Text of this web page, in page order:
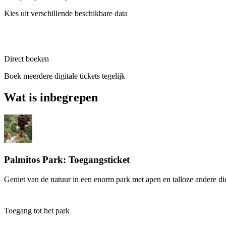
Kies uit verschillende beschikbare data
Direct boeken
Boek meerdere digitale tickets tegelijk
Wat is inbegrepen
Palmitos Park: Toegangsticket
Geniet van de natuur in een enorm park met apen en talloze andere
Toegang tot het park